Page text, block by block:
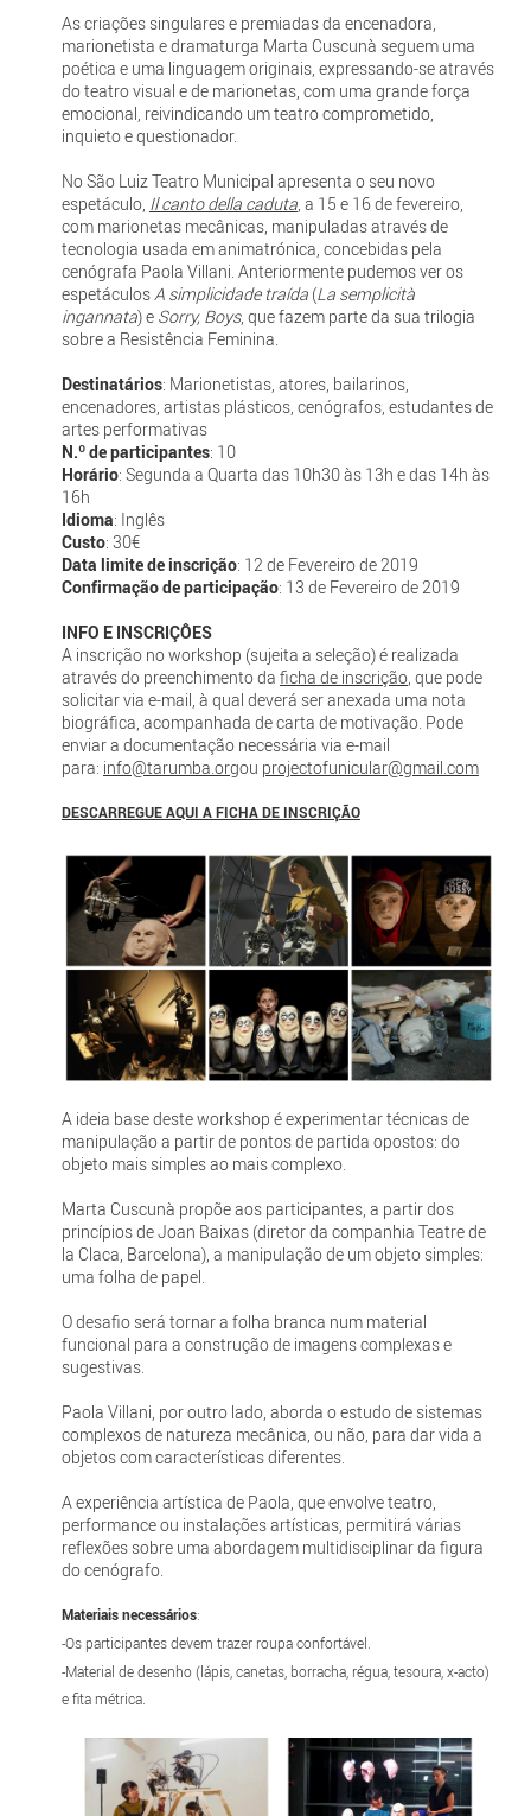
As criações singulares e premiadas da encenadora,
marionetista e dramaturga Marta Cuscunà seguem uma
poética e uma linguagem originais, expressando-se através
do teatro visual e de marionetas, com uma grande força
emocional, reivindicando um teatro comprometido,
inquieto e questionador.
No São Luiz Teatro Municipal apresenta o seu novo
espetáculo, Il canto della caduta, a 15 e 16 de fevereiro,
com marionetas mecânicas, manipuladas através de
tecnologia usada em animatrónica, concebidas pela
cenógrafa Paola Villani. Anteriormente pudemos ver os
espetáculosA simplicidade traída(La semplicità
ingannata) e Sorry, Boys, que fazem parte da sua trilogia
sobre a Resistência Feminina.
Destinatários: Marionetistas, atores, bailarinos,
encenadores, artistas plásticos, cenógrafos, estudantes de
artes performativas
N.º de participantes: 10
Horário: Segunda a Quarta das 10h30 às 13h e das 14h às
16h
Idioma: Inglês
Custo: 30€
Data limite de inscrição: 12 de Fevereiro de 2019
Confirmação de participação: 13 de Fevereiro de 2019
INFO E INSCRIÇÔES
A inscrição no workshop (sujeita a seleção) é realizada
através do preenchimento da ficha de inscrição, que pode
solicitar via e-mail, à qual deverá ser anexada uma nota
biográfica, acompanhada de carta de motivação. Pode
enviar a documentação necessária via e-mail
para: info@tarumba.orgou projectofunicular@gmail.com
DESCARREGUE AQUI A FICHA DE INSCRIÇÃO
A ideia base deste workshop é experimentar técnicas de
manipulação a partir de pontos de partida opostos: do
objeto mais simples ao mais complexo.
Marta Cuscunà propõe aos participantes, a partir dos
princípios de Joan Baixas (diretor da companhia Teatre de
la Claca, Barcelona), a manipulação de um objeto simples:
uma folha de papel.
O desafio será tornar a folha branca num material
funcional para a construção de imagens complexas e
sugestivas.
Paola Villani, por outro lado, aborda o estudo de sistemas
complexos de natureza mecânica, ou não, para dar vida a
objetos com características diferentes.
A experiência artística de Paola, que envolve teatro,
performance ou instalações artísticas, permitirá várias
reflexões sobre uma abordagem multidisciplinar da figura
do cenógrafo.
Materiais necessários:
-Os participantes devem trazer roupa confortável.
-Material de desenho (lápis, canetas, borracha, régua, tesoura, x-acto)
e fita métrica.